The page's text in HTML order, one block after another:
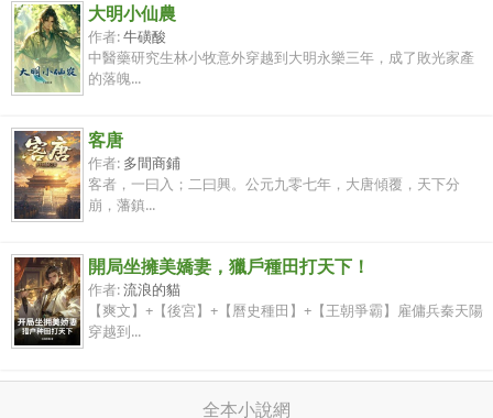
大明小仙農
作者:牛磺酸
中醫藥研究生林小牧意外穿越到大明永樂三年，成了敗光家產
的落魄...
客唐
作者: 多間商鋪
客者，一曰入；二曰興。公元九零七年，大唐傾覆，天下分
崩，藩鎮...
開局坐擁美嬌妻，獵戶種田打天下！
作者:流浪的貓
【爽文】+【後宮】+【曆史種田】+【王朝爭霸】雇傭兵秦天陽
穿越到...
全本小說網